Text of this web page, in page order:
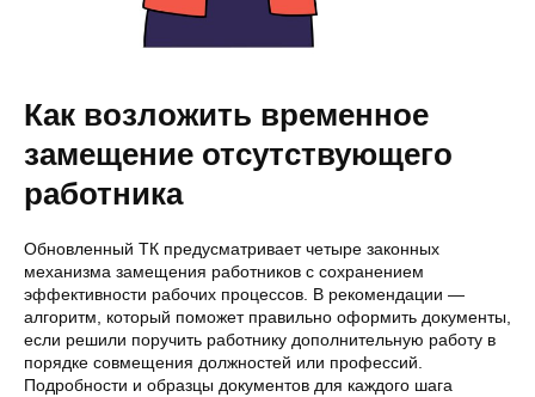
Как возложить временное
замещение отсутствующего
работника
Обновленный ТК предусматривает четыре законных
механизма замещения работников с сохранением
эффективности рабочих процессов. В рекомендации —
алгоритм, который поможет правильно оформить документы,
если решили поручить работнику дополнительную работу в
порядке совмещения должностей или профессий.
Подробности и образцы документов для каждого шага